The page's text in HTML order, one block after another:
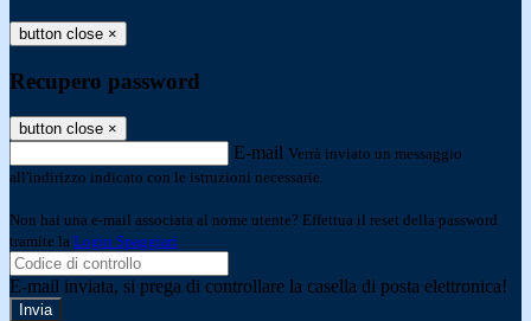
button close ×
Recupero password
button close ×
E-mail Verrà inviato un messaggio
all'indirizzo indicato con le istruzioni necessarie.
Non hai una e-mail associata al nome utente? Effettua il reset della password
tramite la Login Spaggiari
E-mail inviata, si prega di controllare la casella di posta elettronica!